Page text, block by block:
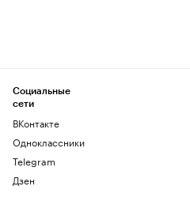
Социальные
сети
ВКонтакте
Одноклассники
Telegram
Дзен